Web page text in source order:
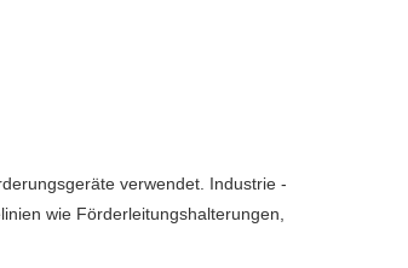
verwendet. Industrie -
wie Förderleitungshalterungen,